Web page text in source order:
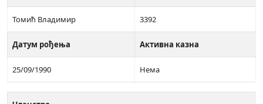
Томић Владимир 3392
Датум рођења Активна казна
25/09/1990 Нема